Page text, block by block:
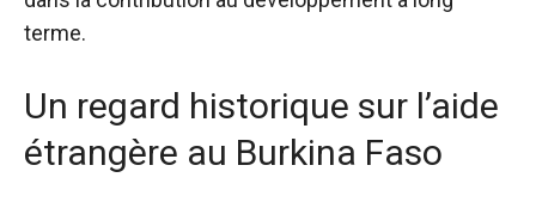
terme.
Un regard historique sur l’aide
étrangère au Burkina Faso